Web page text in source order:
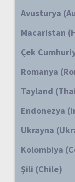
Avusturya
Macaristan
Çek
Romanya
Tayland
Endonezya
Ukrayna
Kolombiya
Şili (Chile)